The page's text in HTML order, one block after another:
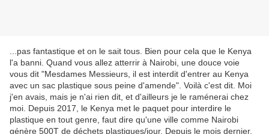
...pas fantastique et on le sait tous. Bien pour cela que le Kenya
l'a banni. Quand vous allez atterrir à Nairobi, une douce voie
vous dit "Mesdames Messieurs, il est interdit d'entrer au Kenya
avec un sac plastique sous peine d'amende". Voilà c'est dit. Moi
j'en avais, mais je n'ai rien dit, et d'ailleurs je le raménerai chez
moi. Depuis 2017, le Kenya met le paquet pour interdire le
plastique en tout genre, faut dire qu'une ville comme Nairobi
génère 500T de déchets plastiques/jour. Depuis le mois dernier,